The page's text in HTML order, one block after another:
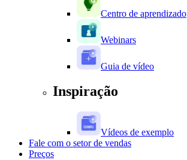
Centro de aprendizado
Webinars
Guia de vídeo
Inspiração
Vídeos de exemplo
Fale com o setor de vendas
Preços